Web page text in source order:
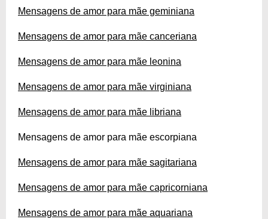
Mensagens de amor para mãe geminiana
Mensagens de amor para mãe canceriana
Mensagens de amor para mãe leonina
Mensagens de amor para mãe virginiana
Mensagens de amor para mãe libriana
Mensagens de amor para mãe escorpiana
Mensagens de amor para mãe sagitariana
Mensagens de amor para mãe capricorniana
Mensagens de amor para mãe aquariana